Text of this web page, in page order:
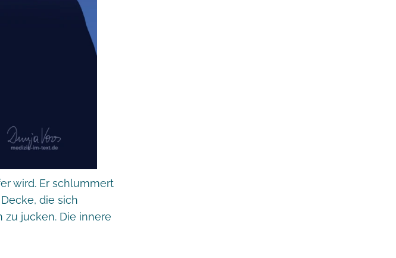
wird. Er schlummert
die sich
jucken. Die innere